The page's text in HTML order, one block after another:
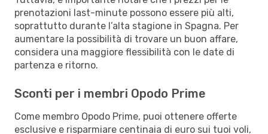
prenotazioni last-minute possono essere più alti,
soprattutto durante l’alta stagione in Spagna. Per
aumentare la possibilità di trovare un buon affare,
considera una maggiore flessibilità con le date di
partenza e ritorno.
Sconti per i membri Opodo Prime
Come membro Opodo Prime, puoi ottenere offerte
esclusive e risparmiare centinaia di euro sui tuoi voli,